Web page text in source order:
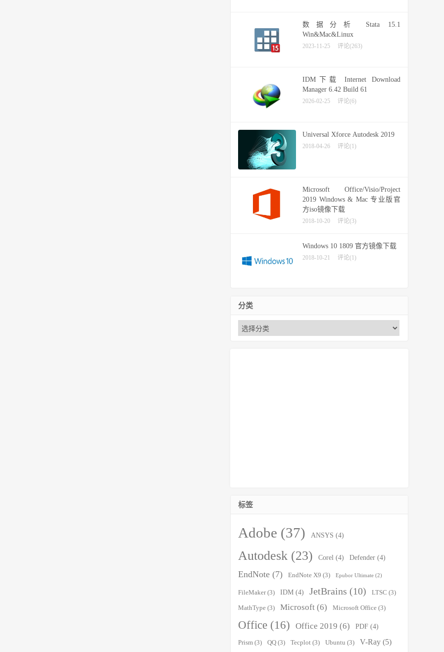
数据分析 Stata 15.1
Win&Mac&Linux
2023-11-25 评论(263)
IDM下载 Internet Download
Manager 6.42 Build 61
2026-02-25 评论(6)
Universal Xforce Autodesk 2019
2018-04-26 评论(1)
Microsoft Office/Visio/Project
2019 Windows & Mac 专业版官
方iso镜像下载
2018-10-20 评论(3)
Windows 10 1809 官方镜像下载
2018-10-21 评论(1)
分类
标签
Adobe (37) ANSYS (4)
Autodesk (23) Corel (4) Defender (4)
EndNote (7) EndNote X9 (3) Epubor Ultimate (2)
FileMaker(3) IDM (4) JetBrains (10) LTSC (3)
MathType (3) Microsoft (6) Microsoft Office (3)
Office (16) Office 2019 (6) PDF (4)
Prism (3) QQ (3) Tecplot (3) Ubuntu (3) V-Ray (5)